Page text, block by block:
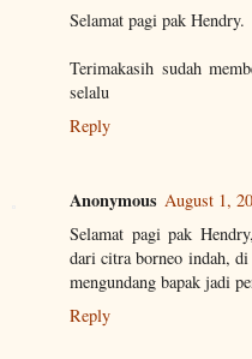
Selamat pagi pak Hendry.
Terimakasih sudah
selalu
Reply
Anonymous August 1,
Selamat pagi pak
dari citra borneo indah,
mengundang bapak jadi
Reply